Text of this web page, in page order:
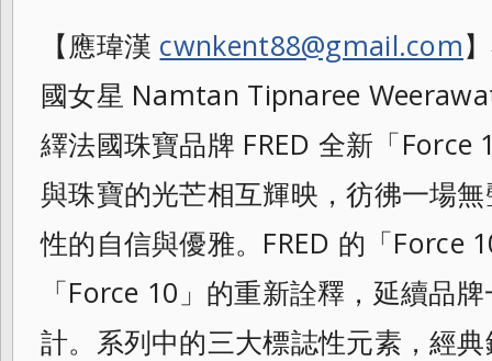
【應瑋漢 cwnkent88@gmail.com
國女星 Namtan Tipnaree
繹法國珠寶品牌 FRED 全新「Force
與珠寶的光芒相互輝映，彷彿一場
性的自信與優雅。FRED 的「Force
「Force 10」的重新詮釋，延續品
計。系列中的三大標誌性元素，經